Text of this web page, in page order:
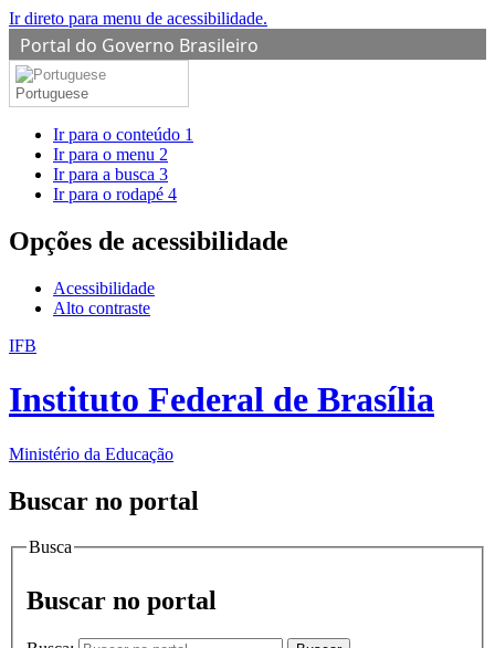
Ir direto para menu de acessibilidade.
Portal do Governo Brasileiro
Portuguese
Ir para o conteúdo 1
Ir para o menu 2
Ir para a busca 3
Ir para o rodapé 4
Opções de acessibilidade
Acessibilidade
Alto contraste
IFB
Instituto Federal de Brasília
Ministério da Educação
Buscar no portal
Busca
Buscar no portal